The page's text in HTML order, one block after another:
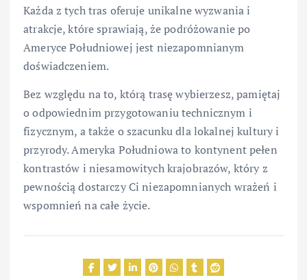
Każda z tych tras oferuje unikalne wyzwania i
atrakcje, które sprawiają, że podróżowanie po
Ameryce Południowej jest niezapomnianym
doświadczeniem.
Bez względu na to, którą trasę wybierzesz, pamiętaj
o odpowiednim przygotowaniu technicznym i
fizycznym, a także o szacunku dla lokalnej kultury i
przyrody. Ameryka Południowa to kontynent pełen
kontrastów i niesamowitych krajobrazów, który z
pewnością dostarczy Ci niezapomnianych wrażeń i
wspomnień na całe życie.